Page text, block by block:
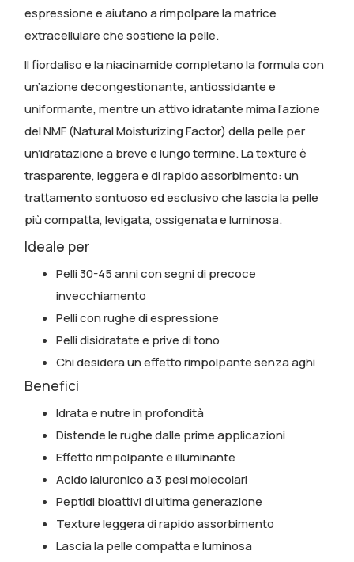
espressione e aiutano a rimpolpare la matrice
extracellulare che sostiene la pelle.
Il fiordaliso e la niacinamide completano la formula con
un’azione decongestionante, antiossidante e
uniformante, mentre un attivo idratante mima l’azione
del NMF (Natural Moisturizing Factor) della pelle per
un’idratazione a breve e lungo termine. La texture è
trasparente, leggera e di rapido assorbimento: un
trattamento sontuoso ed esclusivo che lascia la pelle
più compatta, levigata, ossigenata e luminosa.
Ideale per
Pelli 30-45 anni con segni di precoce
invecchiamento
Pelli con rughe di espressione
Pelli disidratate e prive di tono
Chi desidera un effetto rimpolpante senza aghi
Benefici
Idrata e nutre in profondità
Distende le rughe dalle prime applicazioni
Effetto rimpolpante e illuminante
Acido ialuronico a 3 pesi molecolari
Peptidi bioattivi di ultima generazione
Texture leggera di rapido assorbimento
Lascia la pelle compatta e luminosa